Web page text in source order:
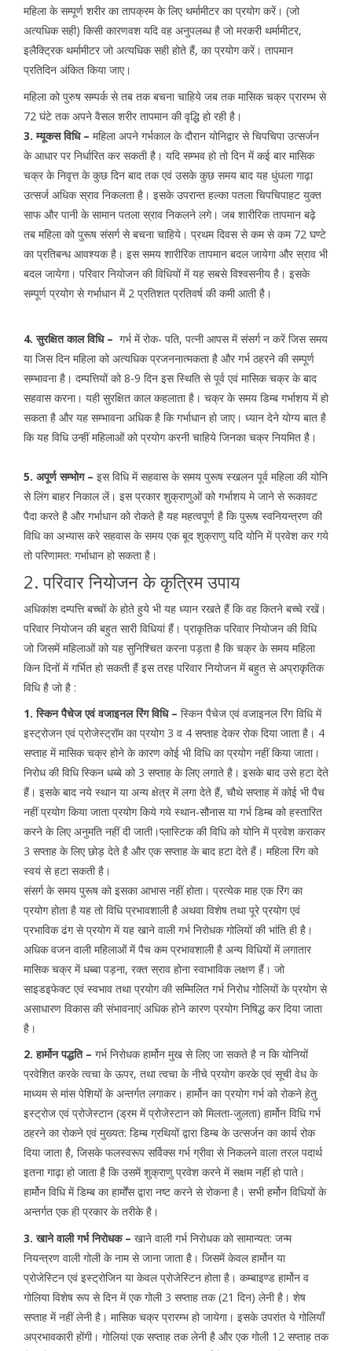
महिला के सम्पूर्ण शरीर का तापक्रम के लिए थर्मामीटर का प्रयोग करें। (जो
अत्यधिक सही) किसी कारणवश यदि वह अनुपलब्ध है जो मरकरी थर्मामीटर,
इलैक्ट्रिक थर्मामीटर जो अत्यधिक सही होते हैं, का प्रयोग करें। तापमान
प्रतिदिन अंकित किया जाए।
महिला को पुरुष सम्पर्क से तब तक बचना चाहिये जब तक मासिक चक्र प्रारम्भ से
72 घंटे तक अपने वैसल शरीर तापमान की वृद्धि हो रही है।
3. म्यूकस विधि – महिला अपने गर्भकाल के दौरान योनिद्वार से चिपचिपा उत्सर्जन
के आधार पर निर्धारित कर सकती है। यदि सम्भव हो तो दिन में कई बार मासिक
चक्र के निवृत्त के कुछ दिन बाद तक एवं उसके कुछ समय बाद यह धुंधला गाढ़ा
उत्सर्ज अधिक स्राव निकलता है। इसके उपरान्त हल्का पतला चिपचिपाहट युक्त
साफ और पानी के सामान पतला स्राव निकलने लगे। जब शारीरिक तापमान बढ़े
तब महिला को पुरूष संसर्ग से बचना चाहिये। प्रथम दिवस से कम से कम 72 घण्टे
का प्रतिबन्ध आवश्यक है। इस समय शारीरिक तापमान बदल जायेगा और स्राव भी
बदल जायेगा। परिवार नियोजन की विधियों में यह सबसे विश्वसनीय है। इसके
सम्पूर्ण प्रयोग से गर्भाधान में 2 प्रतिशत प्रतिवर्ष की कमी आती है।
4. सुरक्षित काल विधि – गर्भ में रोक- पति, पत्नी आपस में संसर्ग न करें जिस समय
या जिस दिन महिला को अत्यधिक प्रजननात्मकता है और गर्भ ठहरने की सम्पूर्ण
सम्भावना है। दम्पत्तियों को 8-9 दिन इस स्थिति से पूर्व एवं मासिक चक्र के बाद
सहवास करना। यही सुरक्षित काल कहलाता है। चक्र के समय डिम्ब गर्भाशय में हो
सकता है और यह सम्भावना अधिक है कि गर्भाधान हो जाए। ध्यान देने योग्य बात है
कि यह विधि उन्हीं महिलाओं को प्रयोग करनी चाहिये जिनका चक्र नियमित है।
5. अपूर्ण सम्भोग – इस विधि में सहवास के समय पुरूष स्खलन पूर्व महिला की योनि
से लिंग बाहर निकाल लें। इस प्रकार शुक्राणुओं को गर्भाशय मे जाने से रूकावट
पैदा करते है और गर्भाधान को रोकते है यह महत्वपूर्ण है कि पुरूष स्वनियन्त्रण की
विधि का अभ्यास करे सहवास के समय एक बूद शुक्राणु यदि योनि में प्रवेश कर गये
तो परिणामत: गर्भाधान हो सकता है।
2. परिवार नियोजन के कृत्रिम उपाय
अधिकांश दम्पत्ति बच्चों के होते हुये भी यह ध्यान रखते हैं कि वह कितने बच्चे रखें।
परिवार नियोजन की बहुत सारी विधियां हैं। प्राकृतिक परिवार नियोजन की विधि
जो जिसमें महिलाओं को यह सुनिश्चित करना पड़ता है कि चक्र के समय महिला
किन दिनों में गर्भित हो सकती हैं इस तरह परिवार नियोजन में बहुत से अप्राकृतिक
विधि है जो है :
1. स्किन पैचेज एवं वजाइनल रिंग विधि – स्किन पैचेज एवं वजाइनल रिंग विधि में
इस्ट्रोजन एवं प्रोजेस्ट्रॉम का प्रयोग 3 व 4 सप्ताह देकर रोक दिया जाता है। 4
सप्ताह में मासिक चक्र होने के कारण कोई भी विधि का प्रयोग नहीं किया जाता।
निरोध की विधि स्किन धब्बे को 3 सप्ताह के लिए लगाते है। इसके बाद उसे हटा देते
हैं। इसके बाद नये स्थान या अन्य क्षेत्र में लगा देते हैं, चौथे सप्ताह में कोई भी पैच
नहीं प्रयोग किया जाता प्रयोग किये गये स्थान-सौनास या गर्भ डिम्ब को हस्तारित
करने के लिए अनुमति नहीं दी जाती।प्लास्टिक की विधि को योनि में प्रवेश कराकर
3 सप्ताह के लिए छोड़ देते है और एक सप्ताह के बाद हटा देते हैं। महिला रिंग को
स्वयं से हटा सकती है।
संसर्ग के समय पुरूष को इसका आभास नहीं होता। प्रत्येक माह एक रिंग का
प्रयोग होता है यह तो विधि प्रभावशाली है अथवा विशेष तथा पूरे प्रयोग एवं
प्रभाविक ढंग से प्रयोग में यह खाने वाली गर्भ निरोधक गोलियों की भांति ही है।
अधिक वजन वाली महिलाओं में पैच कम प्रभावशाली है अन्य विधियों में लगातार
मासिक चक्र में धब्बा पड़ना, रक्त स्राव होना स्वाभाविक लक्षण हैं। जो
साइडइफेक्ट एवं स्वभाव तथा प्रयोग की सम्मिलित गर्भ निरोध गोलियों के प्रयोग से
असाधारण विकास की संभावनाएं अधिक होने कारण प्रयोग निषिद्ध कर दिया जाता
है।
2. हार्मोन पद्धति – गर्भ निरोधक हार्मोन मुख से लिए जा सकते है न कि योनियों
प्रवेशित करके त्वचा के ऊपर, तथा त्वचा के नीचे प्रयोग करके एवं सूची वेध के
माध्यम से मांस पेशियों के अन्तर्गत लगाकर। हार्मोन का प्रयोग गर्भ को रोकने हेतु
इस्ट्रोज एवं प्रोजेस्टान (ड्रम में प्रोजेस्टान को मिलता-जुलता) हार्मोन विधि गर्भ
ठहरने का रोकने एवं मुख्यत: डिम्ब ग्रथियों द्वारा डिम्ब के उत्सर्जन का कार्य रोक
दिया जाता है, जिसके फलस्वरूप सर्विक्स गर्भ ग्रीवा से निकलने वाला तरल पदार्थ
इतना गाढ़ा हो जाता है कि उसमें शुक्राणु प्रवेश करने में सक्षम नहीं हो पाते।
हार्मोन विधि में डिम्ब का हार्मोंस द्वारा नष्ट करने से रोकना है। सभी हर्मोन विधियों के
अन्तर्गत एक ही प्रकार के तरीके है।
3. खाने वाली गर्भ निरोधक – खाने वाली गर्भ निरोधक को सामान्यत: जन्म
नियन्त्रण वाली गोली के नाम से जाना जाता है। जिसमें केवल हार्मोन या
प्रोजेस्टिन एवं इस्ट्रोजिन या केवल प्रोजेस्टिन होता है। कम्बाइण्ड हार्मोन व
गोलिया विशेष रूप से दिन में एक गोली 3 सप्ताह तक (21 दिन) लेनी है। शेष
सप्ताह में नहीं लेनी है। मासिक चक्र प्रारम्भ हो जायेगा। इसके उपरांत ये गोलियाँ
अप्रभावकारी होंगी। गोलियां एक सप्ताह तक लेनी है और एक गोली 12 सप्ताह तक